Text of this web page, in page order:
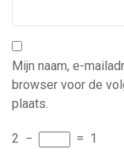
Mijn naam, e-
browser voor de
plaats.
2 − = 1